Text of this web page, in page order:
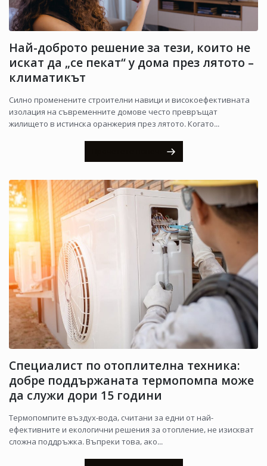
Най-доброто решение за тези, които не
искат да „се пекат“ у дома през лятото –
климатикът
Силно променените строителни навици и високоефективната
изолация на съвременните домове често превръщат
жилището в истинска оранжерия през лятото. Когато...
Специалист по отоплителна техника:
добре поддържаната термопомпа може
да служи дори 15 години
Термопомпите въздух-вода, считани за едни от най-
ефективните и екологични решения за отопление, не изискват
сложна поддръжка. Въпреки това, ако...